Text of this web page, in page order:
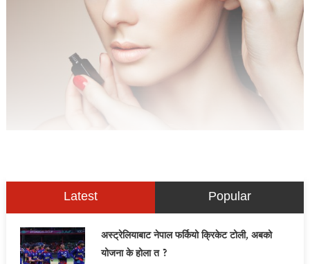
Latest Popular
अस्ट्रेलियाबाट नेपाल फर्कियो क्रिकेट टोली, अबको
योजना के होला त ?